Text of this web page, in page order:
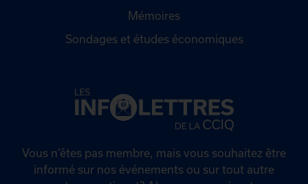
Mémoires
Sondages et études économiques
Vous n’êtes pas membre, mais vous souhaitez être
informé sur nos événements ou sur tout autre